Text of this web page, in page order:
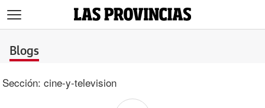
Blogs
Sección: cine-y-television